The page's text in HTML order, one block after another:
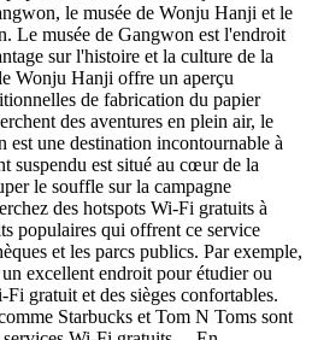
le musée de Wonju Hanji et le
Le musée de Gangwon est l'endroit
sur l'histoire et la culture de la
Wonju Hanji offre un aperçu
de fabrication du papier
des aventures en plein air, le
est une destination incontournable à
suspendu est situé au cœur de la
le souffle sur la campagne
des hotspots Wi-Fi gratuits à
populaires qui offrent ce service
et les parcs publics. Par exemple,
excellent endroit pour étudier ou
gratuit et des sièges confortables.
Starbucks et Tom N Toms sont